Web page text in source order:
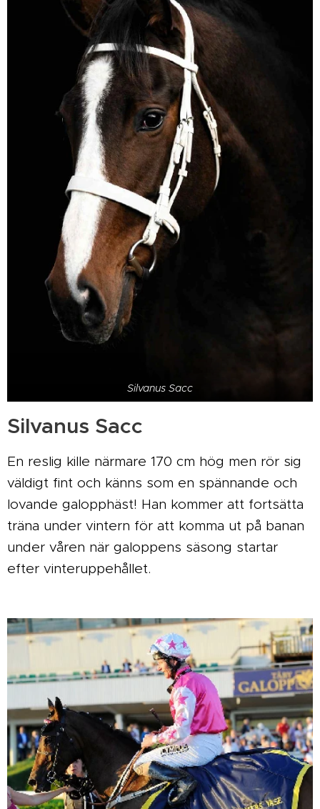
Silvanus Sacc
Silvanus Sacc
En reslig kille närmare 170 cm hög men rör sig
väldigt fint och känns som en spännande och
lovande galopphäst! Han kommer att fortsätta
träna under vintern för att komma ut på banan
under våren när galoppens säsong startar
efter vinteruppehållet.